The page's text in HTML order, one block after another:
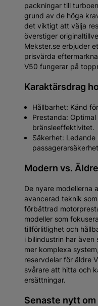
packningar till
grund av de höga
det viktigt att välja
överstiger
Mekster.se erbjuder
prisvärda
V50 fungerar på
Karaktärsdrag
Hållbarhet: Känd
Prestanda:
bränsleeffektivitet.
Säkerhet:
Modern vs.
De nyare modellerna
avancerad teknik
förbättrad
modeller som
tillförlitlighet och
i bilindustrin har
mer komplexa
reservdelar för äldre
svårare att hitta och
ersättningar.
Senaste nytt om